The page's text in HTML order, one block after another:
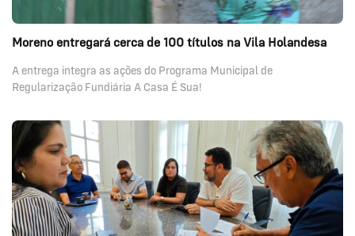
Moreno entregará cerca de 100 títulos na Vila Holandesa
A entrega integra as ações do Programa Municipal de
Regularização Fundiária A Casa É Sua!